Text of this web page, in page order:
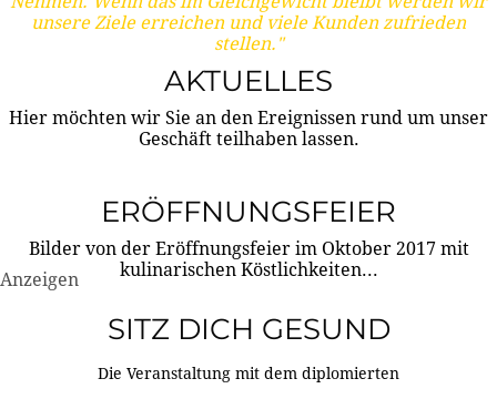
unsere Ziele erreichen und viele Kunden zufrieden
stellen."
AKTUELLES
Hier möchten wir Sie an den Ereignissen rund um unser
Geschäft teilhaben lassen.
ERÖFFNUNGSFEIER
Bilder von der Eröffnungsfeier im Oktober 2017 mit
kulinarischen Köstlichkeiten...
Anzeigen
SITZ DICH GESUND
Die Veranstaltung mit dem diplomierten